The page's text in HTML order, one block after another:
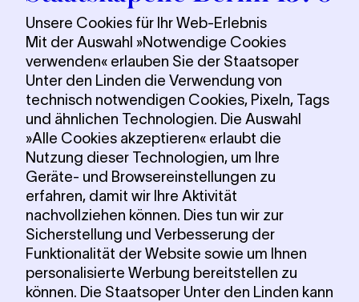
Unsere Cookies für Ihr Web-Erlebnis
Mit der Auswahl »Notwendige Cookies
verwenden« erlauben Sie der Staatsoper
Unter den Linden die Verwendung von
technisch notwendigen Cookies, Pixeln, Tags
und ähnlichen Technologien. Die Auswahl
»Alle Cookies akzeptieren« erlaubt die
Nutzung dieser Technologien, um Ihre
Geräte- und Browsereinstellungen zu
erfahren, damit wir Ihre Aktivität
nachvollziehen können. Dies tun wir zur
Sicherstellung und Verbesserung der
Funktionalität der Website sowie um Ihnen
personalisierte Werbung bereitstellen zu
können. Die Staatsoper Unter den Linden kann